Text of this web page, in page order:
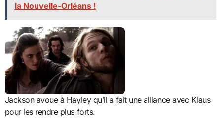
la Nouvelle-Orléans !
Jackson avoue à Hayley qu’il a fait une alliance avec Klaus
pour les rendre plus forts.